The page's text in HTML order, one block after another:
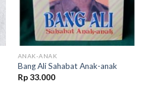
ANAK-ANAK
Bang Ali Sahabat Anak-anak
Rp33.000